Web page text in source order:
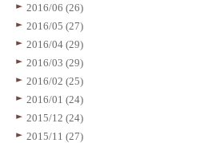
2016/06 (26)
2016/05 (27)
2016/04 (29)
2016/03 (29)
2016/02 (25)
2016/01 (24)
2015/12 (24)
2015/11 (27)